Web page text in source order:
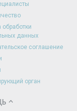
обработки
данных
соглашение
орган